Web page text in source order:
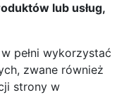
lub usług,
pełni wykorzystać
zwane również
strony w